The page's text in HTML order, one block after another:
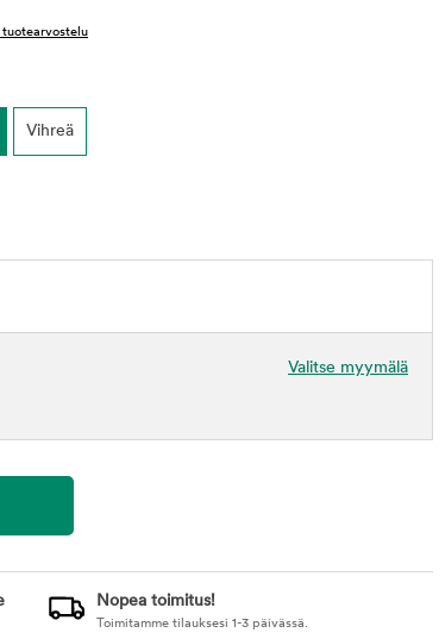
tuotearvostelu
Vihreä
Valitse myymälä
Nopea toimitus!
Toimitamme tilauksesi 1-3 päivässä.